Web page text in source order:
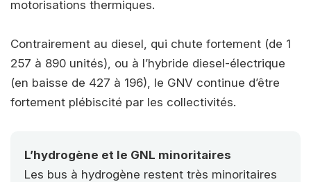
motorisations thermiques.
Contrairement au diesel, qui chute fortement (de 1
257 à 890 unités), ou à l’hybride diesel-électrique
(en baisse de 427 à 196), le GNV continue d’être
fortement plébiscité par les collectivités.
L’hydrogène et le GNL minoritaires
Les bus à hydrogène restent très minoritaires